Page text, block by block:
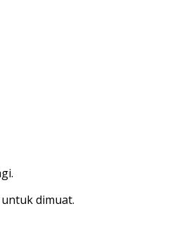
dimuat.